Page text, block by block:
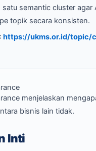
satu semantic cluster agar
topik secara konsisten.
https://ukms.or.id/topic/
menjelaskan
bisnis lain tidak.
Inti